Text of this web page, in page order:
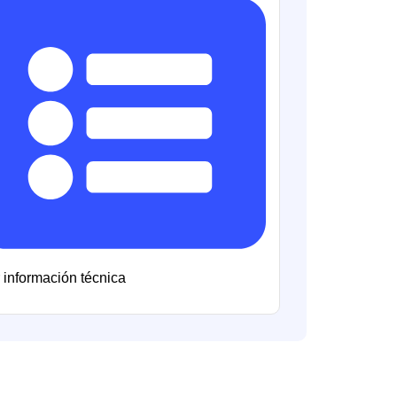
información técnica